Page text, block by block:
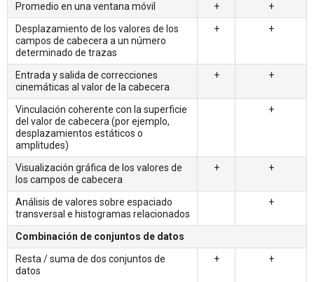
Promedio en una ventana móvil +
+
Desplazamiento de los valores de los
campos de cabecera a un número
determinado de trazas
+ +
Entrada y salida de correcciones
cinemáticas al valor de la cabecera
+ +
Vinculación coherente con la superficie
del valor de cabecera (por ejemplo,
desplazamientos estáticos o
amplitudes)
+
Visualización gráfica de los valores de
los campos de cabecera
+ +
Análisis de valores sobre espaciado
transversal e histogramas relacionados
+
Combinación de conjuntos de datos
Resta / suma de dos conjuntos de
datos
+ +